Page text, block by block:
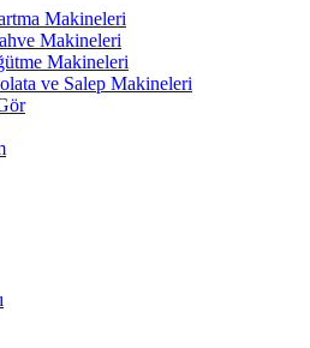
Makineleri
Makineleri
Makineleri
ve Salep Makineleri